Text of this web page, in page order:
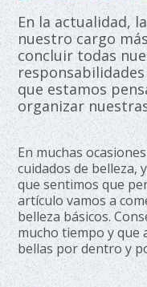
En la actualidad,
nuestro cargo
concluir todas
que estamos
organizar
En muchas
cuidados de belleza,
que sentimos que
artículo vamos a
belleza básicos.
mucho tiempo y que
bellas por dentro y